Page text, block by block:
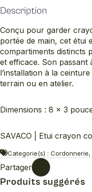
Description
Conçu pour garder
portée de main, cet étui
compartiments distincts
et efficace. Son
l’installation à la
terrain ou en atelier.
Dimensions : 8 x 3
SAVACO | Etui crayon
Categorie(s) : Cordonnerie,
Partager
Produits suggérés